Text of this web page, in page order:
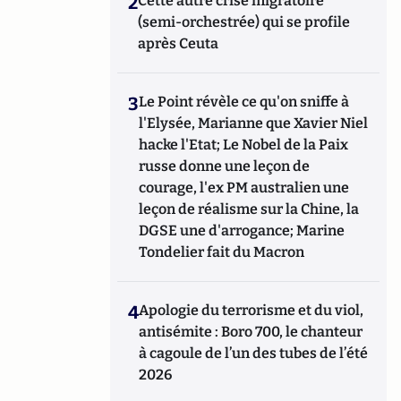
(semi-orchestrée) qui se profile
après Ceuta
3Le Point révèle ce qu'on sniffe à
l'Elysée, Marianne que Xavier Niel
hacke l'Etat; Le Nobel de la Paix
russe donne une leçon de
courage, l'ex PM australien une
leçon de réalisme sur la Chine, la
DGSE une d'arrogance; Marine
Tondelier fait du Macron
4Apologie du terrorisme et du viol,
antisémite : Boro 700, le chanteur
à cagoule de l’un des tubes de l’été
2026